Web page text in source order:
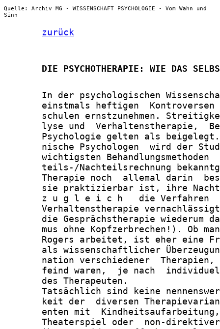
Quelle: Archiv MG - WISSENSCHAFT PSYCHOLOGIE - Vom Wahn und
Sinn
zurück
DIE PSYCHOTHERAPIE: WIE DAS